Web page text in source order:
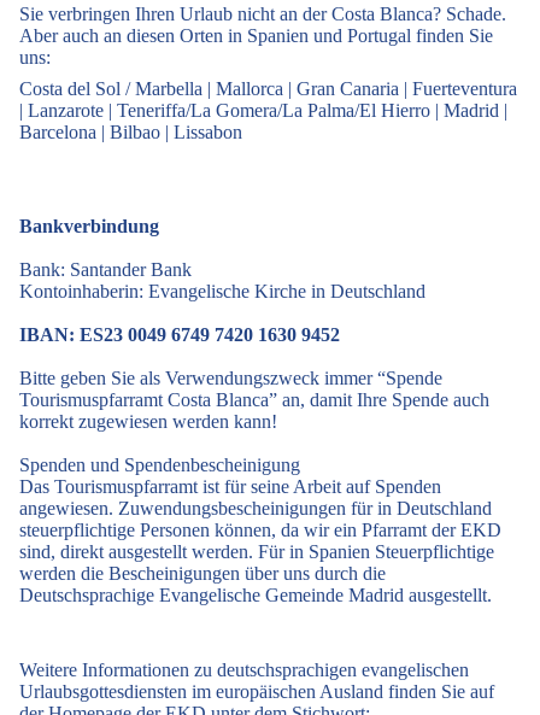
Sie verbringen Ihren Urlaub nicht an der Costa Blanca? Schade.
Aber auch an diesen Orten in Spanien und Portugal finden Sie
uns:
Costa del Sol / Marbella | Mallorca | Gran Canaria | Fuerteventura
| Lanzarote | Teneriffa/La Gomera/La Palma/El Hierro | Madrid |
Barcelona | Bilbao | Lissabon
Bankverbindung
Bank: Santander Bank
Kontoinhaberin: Evangelische Kirche in Deutschland
IBAN: ES23 0049 6749 7420 1630 9452
Bitte geben Sie als Verwendungszweck immer “Spende
Tourismuspfarramt Costa Blanca” an, damit Ihre Spende auch
korrekt zugewiesen werden kann!
Spenden und Spendenbescheinigung
Das Tourismuspfarramt ist für seine Arbeit auf Spenden
angewiesen. Zuwendungsbescheinigungen für in Deutschland
steuerpflichtige Personen können, da wir ein Pfarramt der EKD
sind, direkt ausgestellt werden. Für in Spanien Steuerpflichtige
werden die Bescheinigungen über uns durch die
Deutschsprachige Evangelische Gemeinde Madrid ausgestellt.
Weitere Informationen zu deutschsprachigen evangelischen
Urlaubsgottesdiensten im europäischen Ausland finden Sie auf